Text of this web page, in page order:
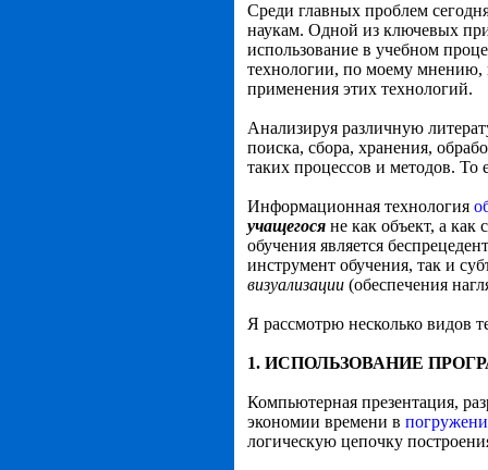
Среди главных проблем
наукам. Одной из ключевых
использование в учебном
технологии, по моему мнению,
применения этих технологий.
Анализируя различную
поиска, сбора, хранения,
таких процессов и методов. То
Информационная технология
учащегося не как объект, а как
обучения является
инструмент обучения, так и
визуализации (обеспечения
Я рассмотрю несколько видов
1. ИСПОЛЬЗОВАНИЕ
Компьютерная презентация,
экономии времени в
логическую цепочку